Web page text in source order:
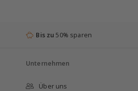
Bis zu 50% sparen
Unternehmen
Über uns